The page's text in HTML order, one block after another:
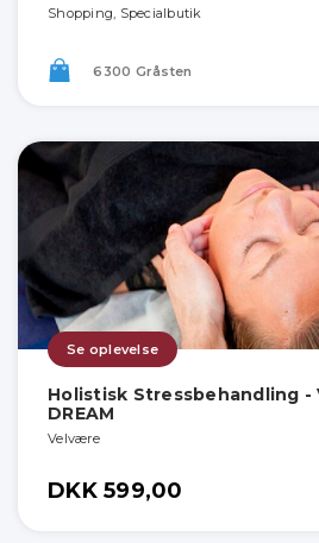
Shopping, Specialbutik
6300 Gråsten
Se oplevelse
Holistisk Stressbehandling -
DREAM
Velvære
DKK 599,00